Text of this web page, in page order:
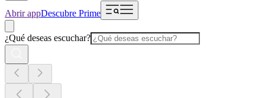
Abrir appDescubre Prime
¿Qué deseas escuchar?